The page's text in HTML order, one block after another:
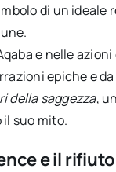
di un
e nelle
epiche e
della saggezza,
suo mito.
e il